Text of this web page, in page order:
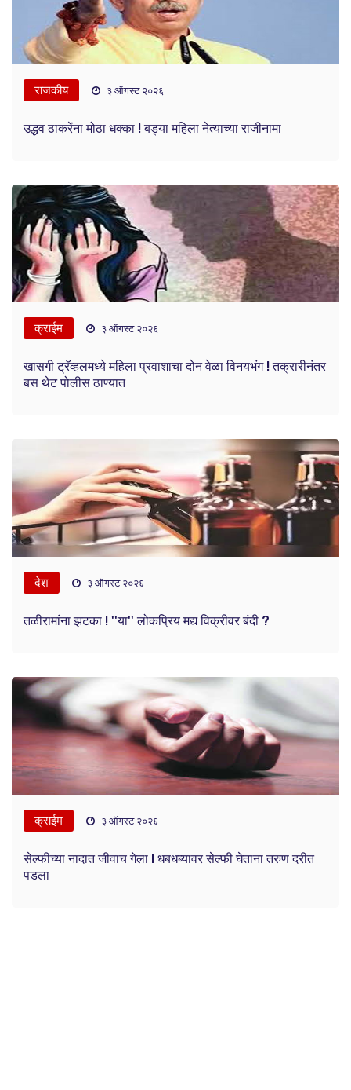
राजकीय ३ ऑगस्ट २०२६
उद्धव ठाकरेंना मोठा धक्का ! बड्या महिला नेत्याच्या राजीनामा
क्राईम ३ ऑगस्ट २०२६
खासगी ट्रॅव्हलमध्ये महिला प्रवाशाचा दोन वेळा विनयभंग ! तक्रारीनंतर
बस थेट पोलीस ठाण्यात
देश ३ ऑगस्ट २०२६
तळीरामांना झटका ! ''या'' लोकप्रिय मद्य विक्रीवर बंदी ?
क्राईम ३ ऑगस्ट २०२६
सेल्फीच्या नादात जीवाच गेला ! धबधब्यावर सेल्फी घेताना तरुण दरीत
पडला